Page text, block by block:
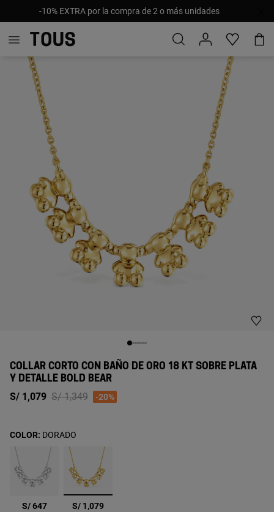
-10% EXTRA por la compra de 2 o más unidades
COLLAR CORTO CON BAÑO DE ORO 18 KT SOBRE PLATA
Y DETALLE BOLD BEAR
S/ 1,079 Price reduced from
S/ 1,349to-20%
S/ 647 seleccionado
S/ 1,079
COLOR: DORADO